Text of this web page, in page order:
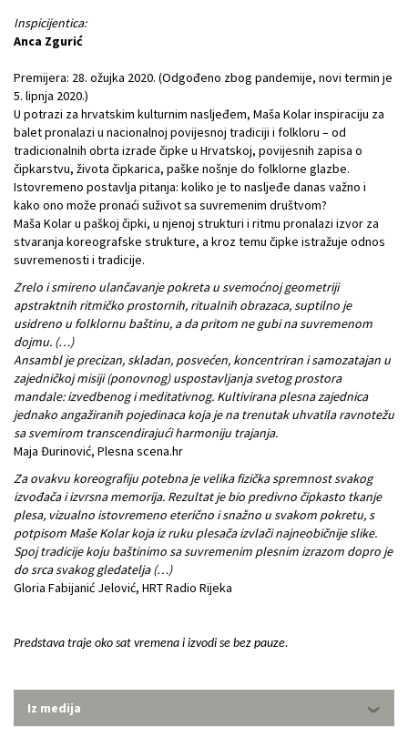
Inspicijentica:
Anca Zgurić
Premijera: 28. ožujka 2020. (Odgođeno zbog pandemije, novi termin je
5. lipnja 2020.)
U potrazi za hrvatskim kulturnim nasljeđem, Maša Kolar inspiraciju za
balet pronalazi u nacionalnoj povijesnoj tradiciji i folkloru – od
tradicionalnih obrta izrade čipke u Hrvatskoj, povijesnih zapisa o
čipkarstvu, života čipkarica, paške nošnje do folklorne glazbe.
Istovremeno postavlja pitanja: koliko je to nasljeđe danas važno i
kako ono može pronaći suživot sa suvremenim društvom?
Maša Kolar u paškoj čipki, u njenoj strukturi i ritmu pronalazi izvor za
stvaranja koreografske strukture, a kroz temu čipke istražuje odnos
suvremenosti i tradicije.
Zrelo i smireno ulančavanje pokreta u svemoćnoj geometriji
apstraktnih ritmičko prostornih, ritualnih obrazaca, suptilno je
usidreno u folklornu baštinu, a da pritom ne gubi na suvremenom
dojmu. (…)
Ansambl je precizan, skladan, posvećen, koncentriran i samozatajan u
zajedničkoj misiji (ponovnog) uspostavljanja svetog prostora
mandale: izvedbenog i meditativnog. Kultivirana plesna zajednica
jednako angažiranih pojedinaca koja je na trenutak uhvatila ravnotežu
sa svemirom transcendirajući harmoniju trajanja.
Maja Đurinović, Plesna scena.hr
Za ovakvu koreografiju potebna je velika fizička spremnost svakog
izvođača i izvrsna memorija. Rezultat je bio predivno čipkasto tkanje
plesa, vizualno istovremeno eterično i snažno u svakom pokretu, s
potpisom Maše Kolar koja iz ruku plesača izvlači najneobičnije slike.
Spoj tradicije koju baštinimo sa suvremenim plesnim izrazom dopro je
do srca svakog gledatelja (…)
Gloria Fabijanić Jelović, HRT Radio Rijeka
Predstava traje oko sat vremena i izvodi se bez pauze.
Iz medija